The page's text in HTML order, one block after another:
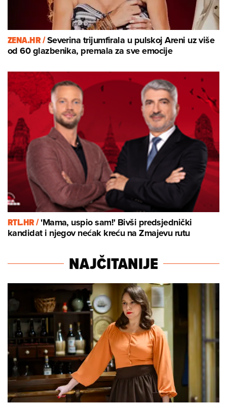
ZENA.HR /Severina trijumfirala u pulskoj Areni uz više
od 60 glazbenika, premala za sve emocije
RTL.HR /'Mama, uspio sam!' Bivši predsjednički
kandidat i njegov nećak kreću na Zmajevu rutu
NAJČITANIJE